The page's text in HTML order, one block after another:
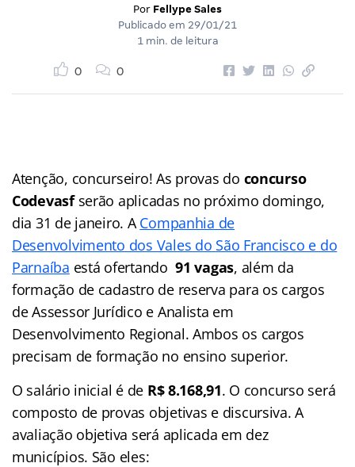
Por Fellype Sales
Publicado em 29/01/21
1 min. de leitura
0 0
Atenção, concurseiro! As provas do concurso
Codevasfserão aplicadas no próximo domingo,
dia 31 de janeiro. ACompanhia de
Desenvolvimento dos Vales do São Francisco e do
Parnaíba está ofertando91 vagas, além da
formação de cadastro de reserva para os cargos
de Assessor Jurídico e Analista em
Desenvolvimento Regional. Ambos os cargos
precisam de formação no ensino superior.
O salário inicial é de R$8.168,91. O concurso será
composto de provas objetivas e discursiva. A
avaliação objetiva será aplicada em dez
municípios. São eles: